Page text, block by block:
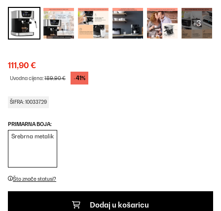
+3
111,90 €
Uvodna cijena:189,90 € -41%
ŠIFRA: 10033729
PRIMARNA BOJA:
Srebrna metalik
Što znače statusi?
Dodaj u košaricu